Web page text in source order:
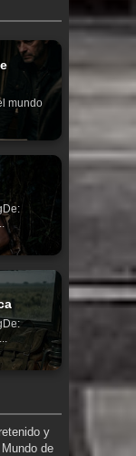
mundo
y
de